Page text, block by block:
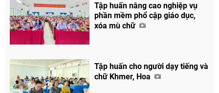
Tập huấn nâng cao nghiệp vụ
phần mềm phổ cập giáo dục,
xóa mù chữ
Tập huấn cho người dạy tiếng và
chữ Khmer, Hoa